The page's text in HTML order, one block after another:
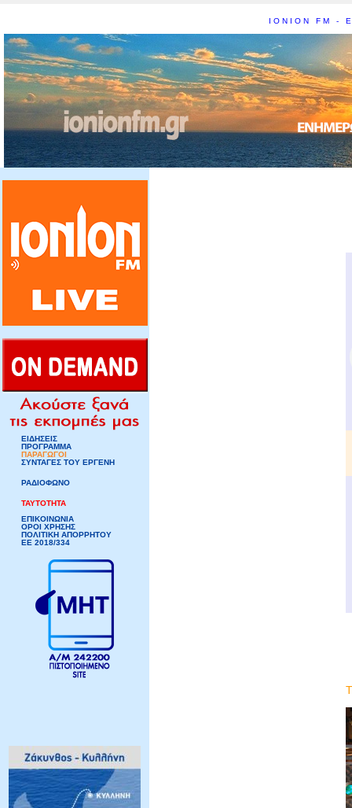
IONION FM -
ΕΙΔΗΣΕΙΣ
ΠΡΟΓΡΑΜΜΑ
ΠΑΡΑΓΩΓΟΙ
ΣΥΝΤΑΓΕΣ ΤΟΥ ΕΡΓΕΝΗ
ΡΑΔΙΟΦΩΝΟ
ΤΑΥΤΟΤΗΤΑ
ΕΠΙΚΟΙΝΩΝΙΑ
ΟΡΟΙ ΧΡΗΣΗΣ
ΠΟΛΙΤΙΚΗ ΑΠΟΡΡΗΤΟΥ
ΕΕ 2018/334